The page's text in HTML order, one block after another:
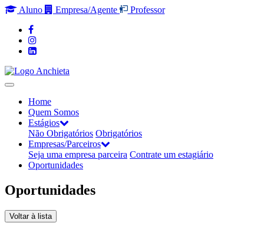
Aluno Empresa/Agente Professor
Home
Quem Somos
Estágios
Não Obrigatórios Obrigatórios
Empresas/Parceiros
Seja uma empresa parceira Contrate um estagiário
Oportunidades
Oportunidades
Voltar à lista